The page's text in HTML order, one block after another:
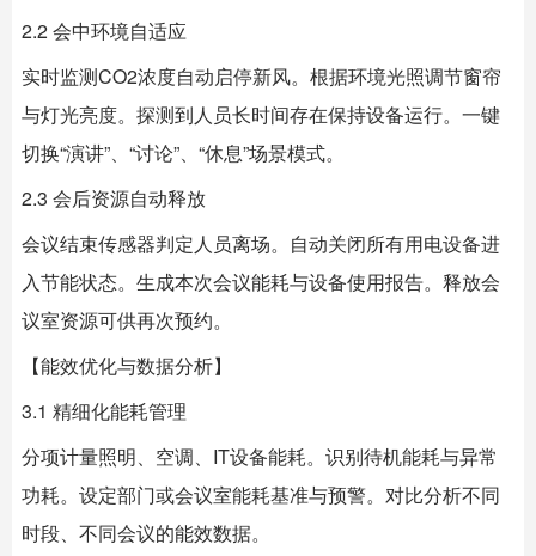
2.2 会中环境自适应
实时监测CO2浓度自动启停新风。根据环境光照调节窗帘
与灯光亮度。探测到人员长时间存在保持设备运行。一键
切换“演讲”、“讨论”、“休息”场景模式。
2.3 会后资源自动释放
会议结束传感器判定人员离场。自动关闭所有用电设备进
入节能状态。生成本次会议能耗与设备使用报告。释放会
议室资源可供再次预约。
【能效优化与数据分析】
3.1 精细化能耗管理
分项计量照明、空调、IT设备能耗。识别待机能耗与异常
功耗。设定部门或会议室能耗基准与预警。对比分析不同
时段、不同会议的能效数据。